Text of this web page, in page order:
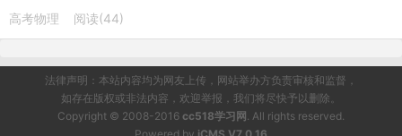
高考物理 阅读(44)
法律声明：本站内容均为网友上传，网站举办方负责审核和监督，
如存在版权或非法内容，欢迎举报，我们将尽快予以删除。
Copyright © 2008-2016 cc518学习网 . All rights reserved.